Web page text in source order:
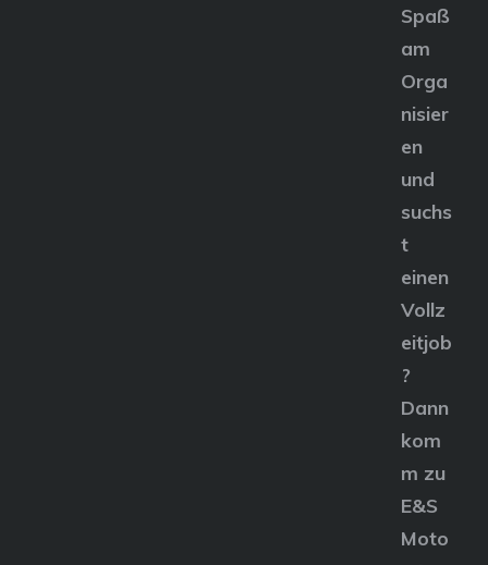
Spaß
am
Orga
nisier
en
und
suchs
t
einen
Vollz
eitjob
?
Dann
kom
m zu
E&S
Moto